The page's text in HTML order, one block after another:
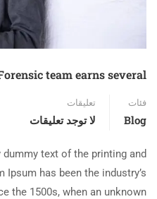
team earns several
فئات
Blog
تعليقات
لا توجد تعليقات
text of the printing and
has been the industry’s
the 1500s, when an unknown